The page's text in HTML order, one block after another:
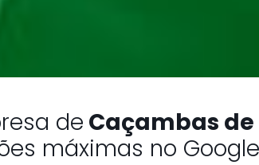
de Caçambas
máximas no